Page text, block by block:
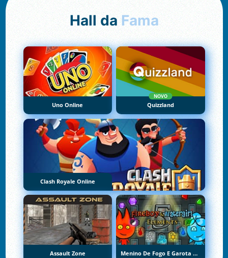
Hall da Fama
Uno Online
NOVO
Quizzland
Clash Royale Online
Assault Zone Menino De Fogo E Garota De Água 5: Elementos